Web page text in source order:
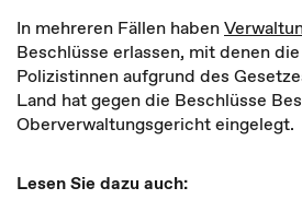
In mehreren Fällen haben
Beschlüsse erlassen, mit denen
Polizistinnen aufgrund des
Land hat gegen die Beschlüsse
Oberverwaltungsgericht eingelegt.
Lesen Sie dazu auch: